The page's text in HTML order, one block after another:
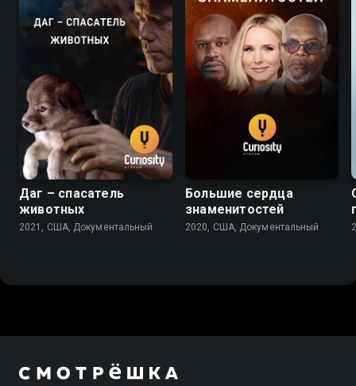
Даг – спасатель
животных
2021, США, Документальный
Большие сердца
знаменитостей
2020, США, Документальный